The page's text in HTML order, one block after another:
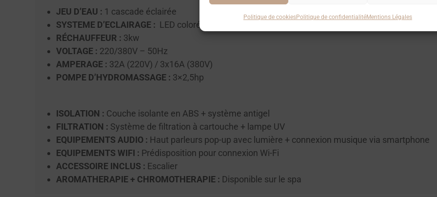
Politique de cookiesPolitique de confidentialitéMentions Légales
JEU D’EAU : 1 cascade éclairée
SYSTEME D’ECLAIRAGE : LED colorée sur la ligne de flottaison ainsi que sur les panneaux
RÉCHAUFFEUR : 3kw
VOLTAGE : 220/380V – 50Hz
AMPERAGE : 32A (220V) / 3x16A (380V)
POMPE D’HYDROMASSAGE : 3×2,5hp
ISOLATION : Couche isolante en ABS + système antigel
FILTRATION : Système de filtration à cartouche + lampe UV
EQUIPEMENTS AUDIO : Haut parleurs pop-up avec lumière + connexion musique via smartphone
EQUIPEMENTS WIFI : Prédisposition pour connexion Wi-Fi
ACCESSOIRE INCLUS : Escalier
AROMATHERAPIE + CHROMOTHERAPIE : Disponible sur le spa